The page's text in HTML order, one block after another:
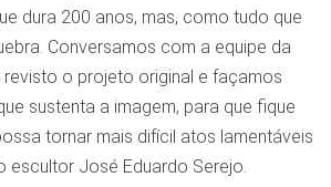
dura 200 anos, mas, como tudo que
Conversamos com a equipe da
revisto o projeto original e façamos
sustenta a imagem, para que fique
tornar mais difícil atos lamentáveis
escultor José Eduardo Serejo.